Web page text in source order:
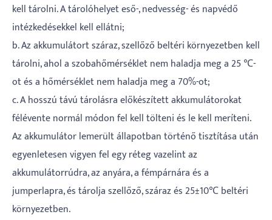
kell tárolni. A tárolóhelyet eső-, nedvesség- és napvédő
intézkedésekkel kell ellátni;
b. Az akkumulátort száraz, szellőző beltéri környezetben kell
tárolni, ahol a szobahőmérséklet nem haladja meg a 25 ℃-
ot és a hőmérséklet nem haladja meg a 70%-ot;
c. A hosszú távú tárolásra előkészített akkumulátorokat
félévente normál módon fel kell tölteni és le kell meríteni.
Az akkumulátor lemerült állapotban történő tisztítása után
egyenletesen vigyen fel egy réteg vazelint az
akkumulátorrúdra, az anyára, a fémpárnára és a
jumperlapra, és tárolja szellőző, száraz és 25±10℃ beltéri
környezetben.